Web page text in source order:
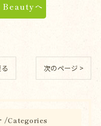
Beautyへ
次のページ >
Categories